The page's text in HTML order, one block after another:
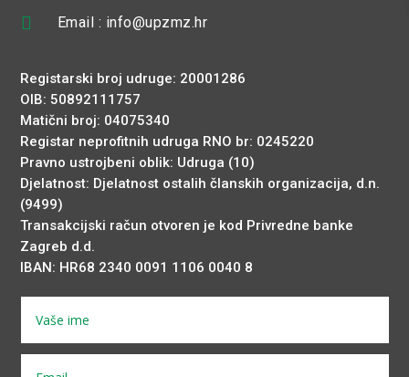
 Email : info@upzmz.hr
Registarski broj udruge: 20001286
OIB: 50892111757
Matični broj: 04075340
Registar neprofitnih udruga RNO br: 0245220
Pravno ustrojbeni oblik: Udruga (10)
Djelatnost: Djelatnost ostalih članskih organizacija, d.n.
(9499)
Transakcijski račun otvoren je kod Privredne banke
Zagreb d.d.
IBAN: HR68 2340 0091 1106 0040 8